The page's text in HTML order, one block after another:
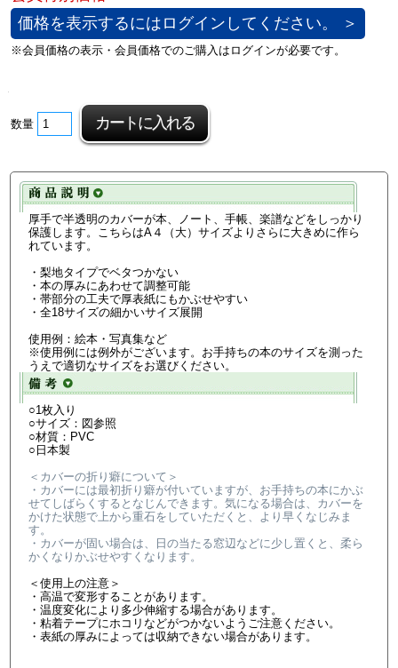
価格を表示するにはログインしてください。 ＞
数量
厚手で半透明のカバーが本、ノート、手帳、楽譜などをしっかり
保護します。こちらはA４（大）サイズよりさらに大きめに作ら
れています。
・梨地タイプでベタつかない
・本の厚みにあわせて調整可能
・帯部分の工夫で厚表紙にもかぶせやすい
・全18サイズの細かいサイズ展開
使用例：絵本・写真集など
※使用例には例外がございます。お手持ちの本のサイズを測った
うえで適切なサイズをお選びください。
○1枚入り
○サイズ：図参照
○材質：PVC
○日本製
＜カバーの折り癖について＞
・カバーには最初折り癖が付いていますが、お手持ちの本にかぶ
せてしばらくするとなじんできます。気になる場合は、カバーを
かけた状態で上から重石をしていただくと、より早くなじみま
す。
・カバーが固い場合は、日の当たる窓辺などに少し置くと、柔ら
かくなりかぶせやすくなります。
＜使用上の注意＞
・高温で変形することがあります。
・温度変化により多少伸縮する場合があります。
・粘着テープにホコリなどがつかないようご注意ください。
・表紙の厚みによっては収納できない場合があります。